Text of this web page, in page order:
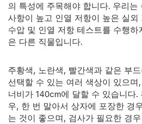
의 특성에 주목해야 합니다. 우리는
사항이 높고 인열 저항이 높은 실외
수압 및 인열 저항 테스트를 수행하
은 다른 직물입니다.
주황색, 노란색, 빨간색과 같은 부
선택할 수 있는 여러 색상이 있으며
너비가 140cm에 달할 수 있습니다.
우, 한 번 말아서 상자에 포장한 경
는 것이 좋으며, 검사가 필요한 경